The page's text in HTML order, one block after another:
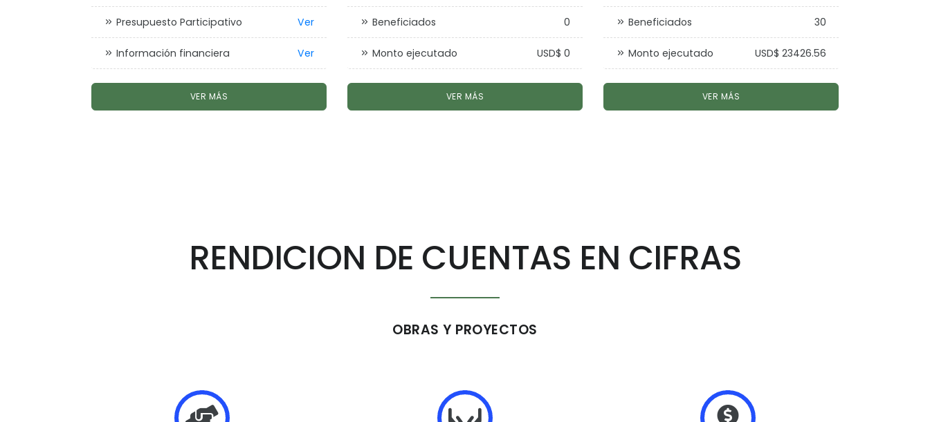
Presupuesto Participativo Ver
Información financiera Ver
VER MÁS
Beneficiados 0
Monto ejecutado USD$ 0
VER MÁS
Beneficiados 30
Monto ejecutado USD$ 23426.56
VER MÁS
RENDICION DE CUENTAS EN CIFRAS
OBRAS Y PROYECTOS